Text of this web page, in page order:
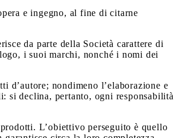
e ingegno, al fine di citarne
da parte della Società carattere di
i suoi marchi, nonché i nomi dei
nondimeno l’elaborazione e
si declina, pertanto, ogni responsabilità
L’obiettivo perseguito è quello